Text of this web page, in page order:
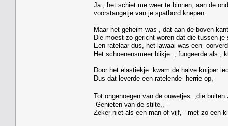
Ja , het schiet me weer te binnen, aan de
voorstangetje van je spatbord knepen.
Maar het geheim was , dat aan de boven
Die moest zo gericht woren dat die tussen
Een ratelaar dus, het lawaai was een
Het schoenensmeer blikje , fungeerde als ,
Door het elastiekje kwam de halve knijper
Dus dat leverde een ratelende herrie op,
Tot ongenoegen van de ouwetjes ,die
Genieten van de stilte,,---
Zeker niet als een man of vijf,---met zo een